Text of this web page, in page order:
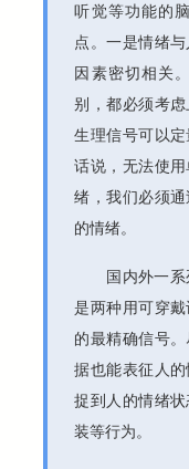
听觉等功能的
点。一是情绪
因素密切相关
别，都必须考
生理信号可以
话说，无法使
绪，我们必须
的情绪。
国内外一
是两种用可穿
的最精确信号
据也能表征人
捉到人的情绪
装等行为。